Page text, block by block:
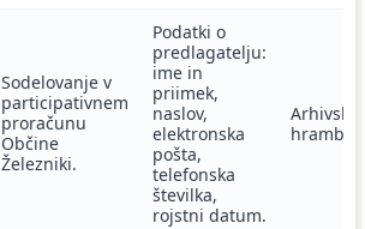
Sodelovanje v
participativnem
proračunu
Občine
Železniki.
Podatki o
predlagatelju:
ime in
priimek,
naslov,
elektronska
pošta,
telefonska
številka,
rojstni datum.
Arhivska
hramba.